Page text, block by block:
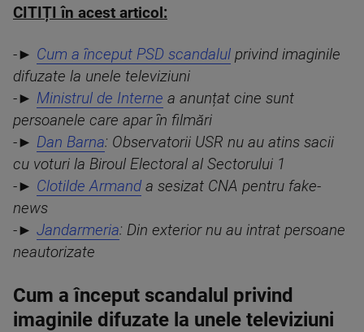
CITIȚI în acest articol:
-► Cum a început PSD scandalul privind imaginile
difuzate la unele televiziuni
-► Ministrul de Interne a anunțat cine sunt
persoanele care apar în filmări
-► Dan Barna: Observatorii USR nu au atins sacii
cu voturi la Biroul Electoral al Sectorului 1
-► Clotilde Armanda sesizat CNA pentru fake-
news
-► Jandarmeria: Din exterior nu au intrat persoane
neautorizate
Cum a început scandalul privind
imaginile difuzate la unele televiziuni